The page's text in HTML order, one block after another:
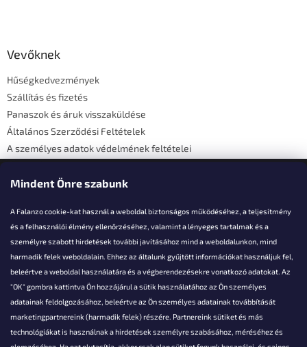
Mindent Önre szabunk
A Falanzo cookie-kat használ a weboldal biztonságos működéséhez, a teljesítmény
és a felhasználói élmény ellenőrzéséhez, valamint a lényeges tartalmak és a
személyre szabott hirdetések további javításához mind a weboldalunkon, mind
harmadik felek weboldalain. Ehhez az általunk gyűjtött információkat használjuk fel,
beleértve a weboldal használatára és a végberendezésekre vonatkozó adatokat. Az
"OK" gombra kattintva Ön hozzájárul a sütik használatához az Ön személyes
adatainak feldolgozásához, beleértve az Ön személyes adatainak továbbítását
marketingpartnereink (harmadik felek) részére. Partnereink sütiket és más
technológiákat is használnak a hirdetések személyre szabásához, méréséhez és
Vevőknek
Hűségkedvezmények
Szállítás és fizetés
Panaszok és áruk visszaküldése
Általános Szerződési Feltételek
A személyes adatok védelmének feltételei
Elérhetőségi adatok
Akarsz kérdezni valamit?
info@falanzo.hu